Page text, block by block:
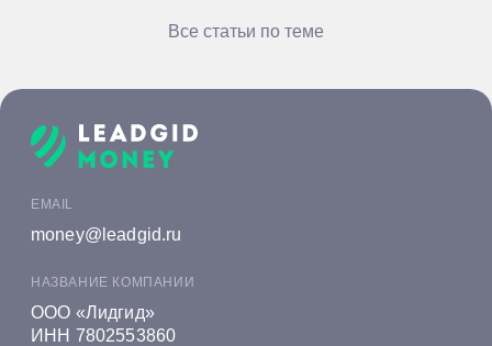
Все статьи по теме
EMAIL
money@leadgid.ru
НАЗВАНИЕ КОМПАНИИ
ООО «Лидгид»
ИНН 7802553860